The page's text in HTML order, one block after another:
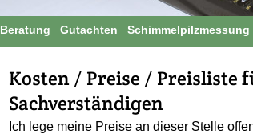
Kosten / Preise / Preisliste
Sachverständigen
Ich lege meine Preise an dieser Stelle
Beratung Gutachten Schimmelpilzmessung